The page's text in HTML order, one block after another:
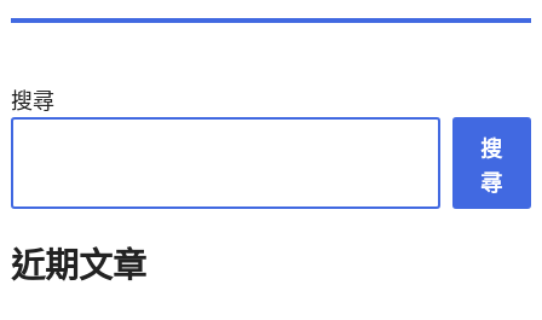
搜尋
搜
尋
近期文章